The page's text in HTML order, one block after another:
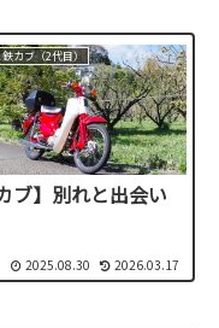
カブ（2代目）
ブ】別れと出会い
2025.08.30 2026.03.17